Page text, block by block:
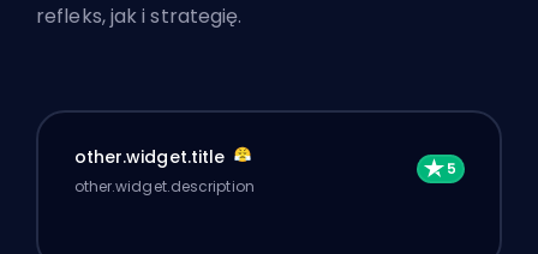
refleks, jak i strategię.
other.widget.title
other.widget.description